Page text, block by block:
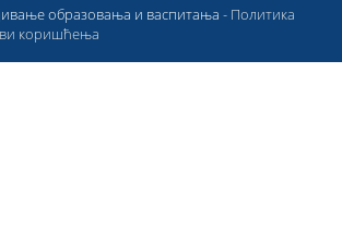
образовања и васпитања - Политика
коришћења